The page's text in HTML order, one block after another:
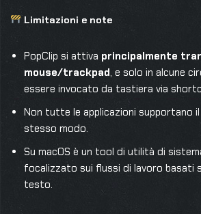
Limitazioni e note
PopClip si attiva principalmente
mouse/trackpad, e solo in alcune
essere invocato da tastiera via
Non tutte le applicazioni supportano
stesso modo.
Su macOS è un tool di utilità di
focalizzato sui flussi di lavoro basati
testo.